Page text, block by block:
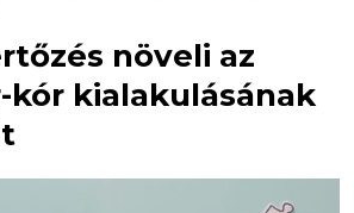
növeli az
kór kialakulásának